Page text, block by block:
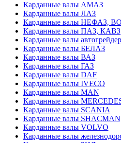
Карданные валы АМАЗ
Карданные валы ЛАЗ
Карданные валы НЕФАЗ,
Карданные валы ПАЗ, КАВЗ
Карданные валы автогрейдер
Карданные валы БЕЛАЗ
Карданные валы ВАЗ
Карданные валы ГАЗ
Карданные валы DAF
Карданные валы IVECO
Карданные валы MAN
Карданные валы
Карданные валы SCANIA
Карданные валы
Карданные валы VOLVO
Карданные валы